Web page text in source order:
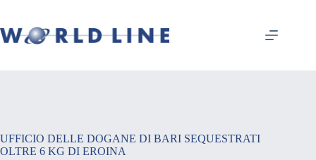
UFFICIO DELLE DOGANE DI BARI SEQUESTRATI
OLTRE 6 KG DI EROINA